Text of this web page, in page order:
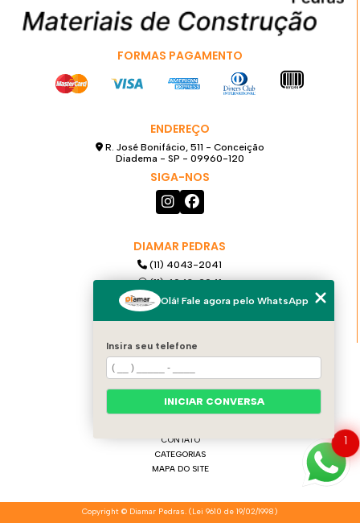
FORMAS PAGAMENTO
ENDEREÇO
R. José Bonifácio, 511 - Conceição
Diadema - SP - 09960-120
SIGA-NOS
DIAMAR PEDRAS
(11) 4043-2041
(11) 4043-2041
(11) 99921-6068
MENU
HOME
QUEM SOMOS
CONTATO
CATEGORIAS
MAPA DO SITE
Copyright © Diamar Pedras. (Lei 9610 de 19/02/1998)
1
Olá! Fale agora pelo WhatsApp
Insira seu telefone
INICIAR CONVERSA